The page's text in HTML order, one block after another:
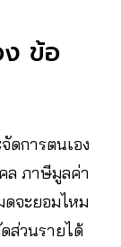
ข้อ
ดการตนเอง
ล ภาษีมูลค่า
ดจะยอมไหม
ส่วนรายได้